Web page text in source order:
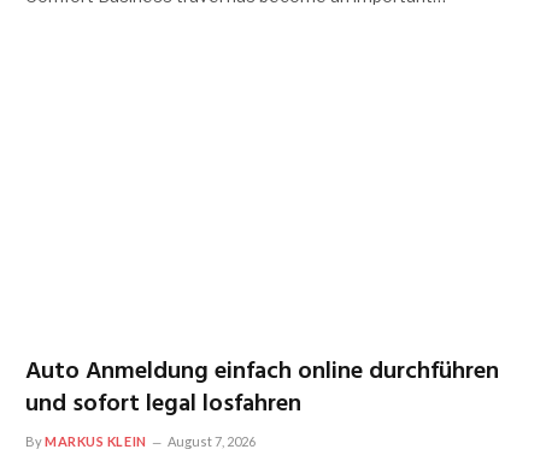
Auto Anmeldung einfach online durchführen
und sofort legal losfahren
ByMARKUS KLEIN August 7, 2026